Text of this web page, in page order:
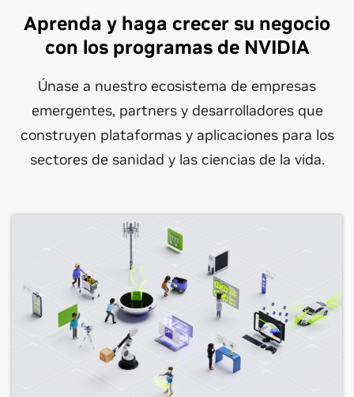
Aprenda y haga crecer su negocio
con los programas de NVIDIA
Únase a nuestro ecosistema de empresas
emergentes, partners y desarrolladores que
construyen plataformas y aplicaciones para los
sectores de sanidad y las ciencias de la vida.